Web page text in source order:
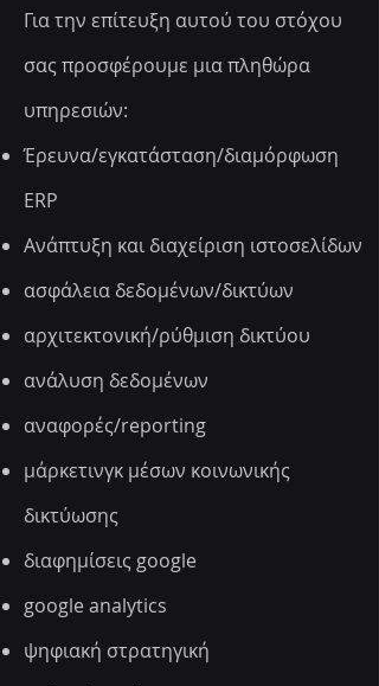
Για την επίτευξη αυτού του στόχου
σας προσφέρουμε μια πληθώρα
υπηρεσιών:
Έρευνα/εγκατάσταση/διαμόρφωση
ERP
Ανάπτυξη και διαχείριση ιστοσελίδων
ασφάλεια δεδομένων/δικτύων
αρχιτεκτονική/ρύθμιση δικτύου
ανάλυση δεδομένων
αναφορές/reporting
μάρκετινγκ μέσων κοινωνικής
δικτύωσης
διαφημίσεις google
google analytics
ψηφιακή στρατηγική